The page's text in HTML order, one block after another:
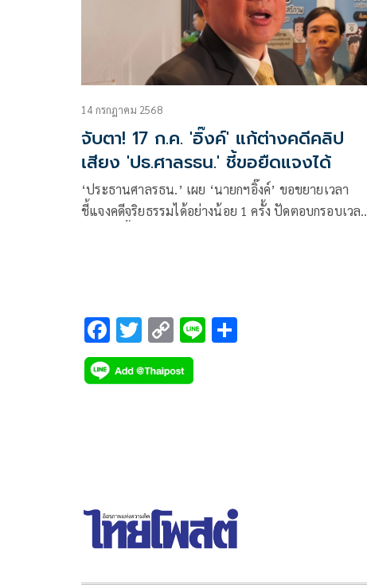
14 กรกฎาคม 2568
จับตา! 17 ก.ค. 'อิ๊งค์' แก้ต่างคดีคลิป
เสียง 'ปธ.ศาลรธน.' ชี้ขอยืดแจงได้
‘ประธานศาลรธน.’ เผย ‘นายกฯอิ๊งค์’ ขอขยายเวลา
ชี้แจงคดีจริยธรรมได้อย่างน้อย 1 ครั้ง ปัดตอบกรอบเวลา
F
ac
e
T
wi
tt
C
o
p
Li